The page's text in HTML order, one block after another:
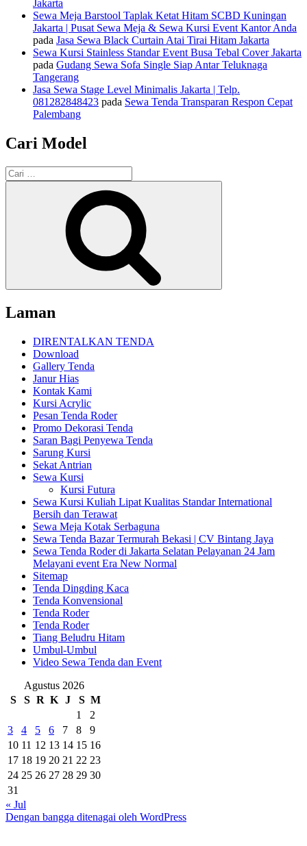
Jakarta
Sewa Meja Barstool Taplak Ketat Hitam SCBD Kuningan
Jakarta | Pusat Sewa Meja & Sewa Kursi Event Kantor Anda
pada Jasa Sewa Black Curtain Atai Tirai Hitam Jakarta
Sewa Kursi Stainless Standar Event Busa Tebal Cover Jakarta
pada Gudang Sewa Sofa Single Siap Antar Teluknaga
Tangerang
Jasa Sewa Stage Level Minimalis Jakarta | Telp.
081282848423 pada Sewa Tenda Transparan Respon Cepat
Palembang
Cari Model
Pencarian
untuk:
Laman
DIRENTALKAN TENDA
Download
Gallery Tenda
Janur Hias
Kontak Kami
Kursi Acrylic
Pesan Tenda Roder
Promo Dekorasi Tenda
Saran Bagi Penyewa Tenda
Sarung Kursi
Sekat Antrian
Sewa Kursi
Kursi Futura
Sewa Kursi Kuliah Lipat Kualitas Standar International
Bersih dan Terawat
Sewa Meja Kotak Serbaguna
Sewa Tenda Bazar Termurah Bekasi | CV Bintang Jaya
Sewa Tenda Roder di Jakarta Selatan Pelayanan 24 Jam
Melayani event Era New Normal
Sitemap
Tenda Dingding Kaca
Tenda Konvensional
Tenda Roder
Tenda Roder
Tiang Beludru Hitam
Umbul-Umbul
Video Sewa Tenda dan Event
Agustus 2026
S
S R K J S M
1
2
3
4 5 6 7 8
9
10 11 12 13 14 15 16
17 18 19 20 21 22 23
24 25 26 27 28 29 30
31
« Jul
Dengan bangga ditenagai oleh WordPress